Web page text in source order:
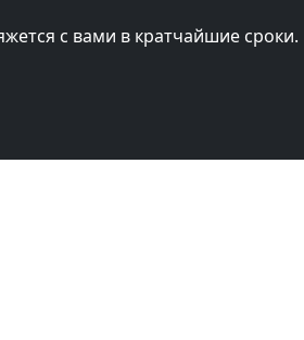
с вами в кратчайшие сроки.